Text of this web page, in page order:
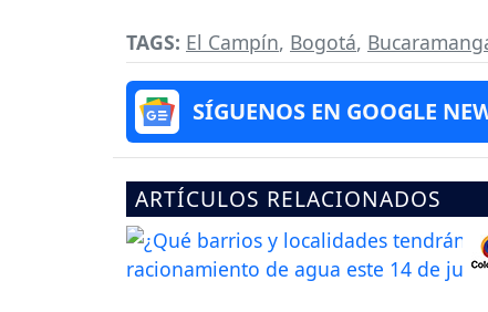
TAGS: El Campín, Bogotá,
SÍGUENOS EN GOOGLE
ARTÍCULOS RELACIONADOS